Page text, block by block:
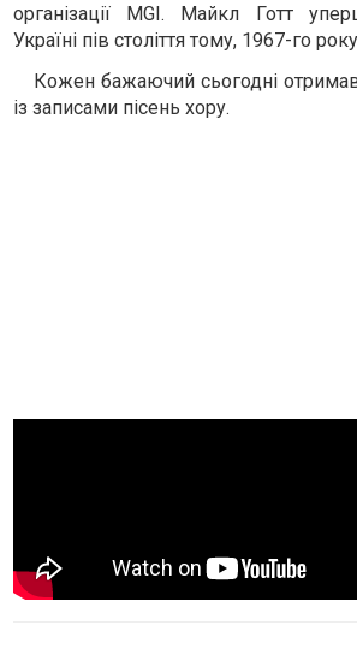
організації MGI. Майкл Готт
Україні пів століття тому, 1967-го
Кожен бажаючий сьогодні
із записами пісень хору.